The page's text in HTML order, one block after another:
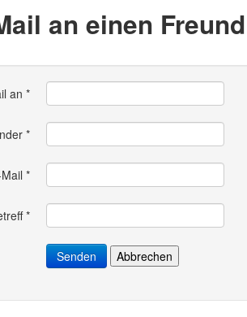
an einen
an *
*
*
*
Senden Abbrechen